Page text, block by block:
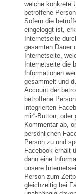
welche konkrete
betroffene
Sofern die
eingeloggt ist,
Internetseite
gesamten Dauer
Internetseite,
Internetseite die
Informationen
gesammelt und
Account der
betroffene
integrierten
mir“-Button,
Kommentar ab,
persönlichen
Person zu und
Facebook erhält
dann eine
unsere
Person zum
gleichzeitig bei